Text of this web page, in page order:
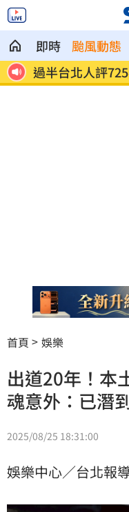
即時 颱風動態
山
保全「拒倒垃圾
慘
首頁 娛樂
出道20年！
魂意外：已潛
2025/08/25 18:31:00
娛樂中心／台北報